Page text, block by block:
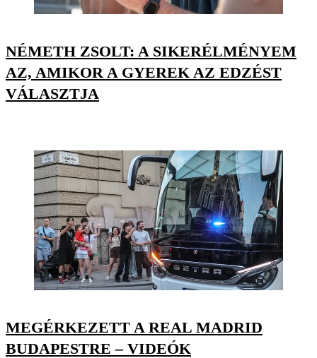
NÉMETH ZSOLT: A SIKERÉLMÉNYEM
AZ, AMIKOR A GYEREK AZ EDZÉST
VÁLASZTJA
MEGÉRKEZETT A REAL MADRID
BUDAPESTRE – VIDEÓK